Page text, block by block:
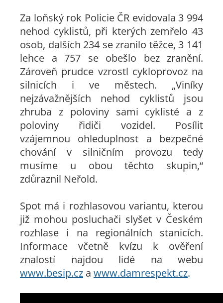
Za loňský rok Policie ČR evidovala 3 994
nehod cyklistů, při kterých zemřelo 43
osob, dalších 234 se zranilo těžce, 3 141
lehce a 757 se obešlo bez zranění.
Zároveň prudce vzrostl cykloprovoz na
silnicích i ve městech. „Viníky
nejzávažnějších nehod cyklistů jsou
zhruba z poloviny sami cyklisté a z
poloviny řidiči vozidel. Posílit
vzájemnou ohleduplnost a bezpečné
chování v silničním provozu tedy
musíme u obou těchto skupin,“
zdůraznil Neřold.
Spot má i rozhlasovou variantu, kterou
již mohou posluchači slyšet v Českém
rozhlase i na regionálních stanicích.
Informace včetně kvízu k ověření
znalostí najdou lidé na webu
www.besip.cz a www.damrespekt.cz.